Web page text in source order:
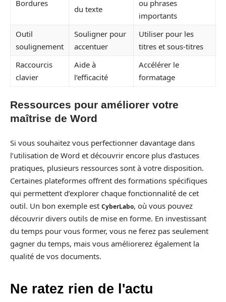
Bordures
du texte
ou phrases
importants
Outil
soulignement
Souligner pour
accentuer
Utiliser pour les
titres et sous-titres
Raccourcis
clavier
Aide à
l’efficacité
Accélérer le
formatage
Ressources pour améliorer votre
maîtrise de Word
Si vous souhaitez vous perfectionner davantage dans
l’utilisation de Word et découvrir encore plus d’astuces
pratiques, plusieurs ressources sont à votre disposition.
Certaines plateformes offrent des formations spécifiques
qui permettent d’explorer chaque fonctionnalité de cet
outil. Un bon exemple est CyberLabo, où vous pouvez
découvrir divers outils de mise en forme. En investissant
du temps pour vous former, vous ne ferez pas seulement
gagner du temps, mais vous améliorerez également la
qualité de vos documents.
Ne ratez rien de l'actu